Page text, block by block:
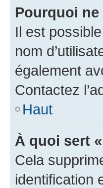
Pourquoi ne
Il est
nom
également
Contactez
Haut
À quoi sert
Cela
identification